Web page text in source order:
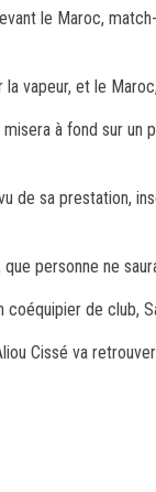
le Maroc,
la vapeur, et le
à fond sur un
de sa prestation,
personne ne
de club,
Cissé va